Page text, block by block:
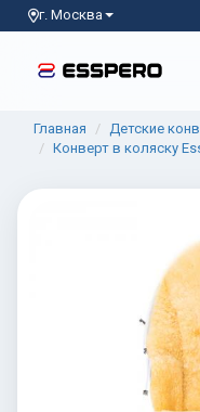
г. Москва
Главная Детские
Конверт в коляску